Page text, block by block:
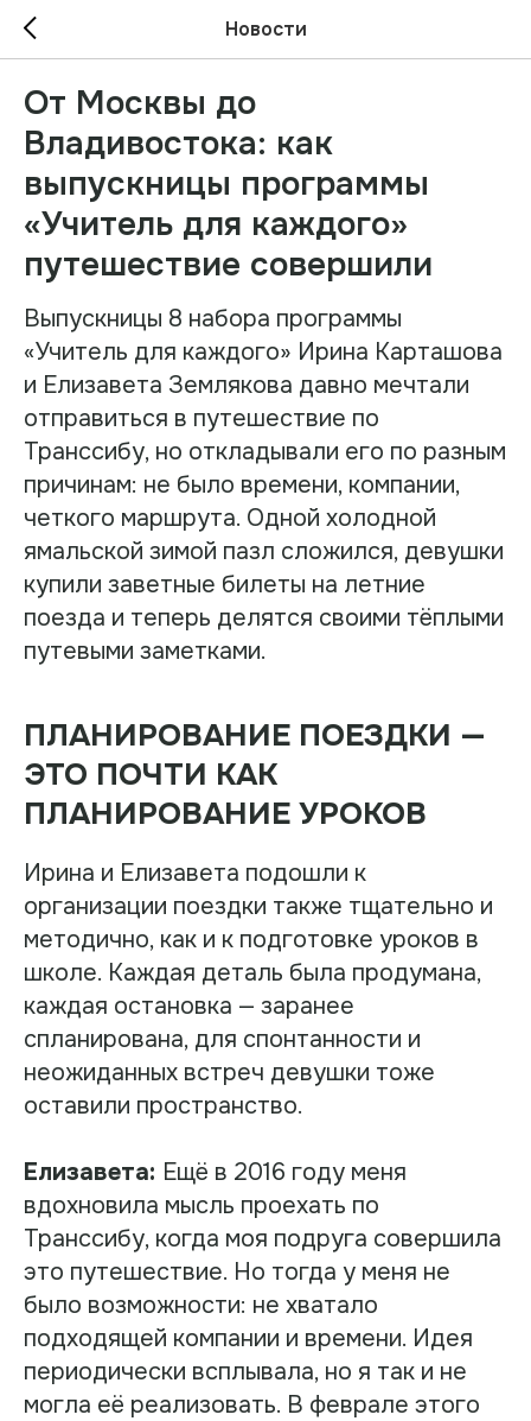
Новости
От Москвы до
Владивостока: как
выпускницы программы
«Учитель для каждого»
путешествие совершили
Выпускницы 8 набора программы
«Учитель для каждого» Ирина Карташова
и Елизавета Землякова давно мечтали
отправиться в путешествие по
Транссибу, но откладывали его по разным
причинам: не было времени, компании,
четкого маршрута. Одной холодной
ямальской зимой пазл сложился, девушки
купили заветные билеты на летние
поезда и теперь делятся своими тёплыми
путевыми заметками.
ПЛАНИРОВАНИЕ ПОЕЗДКИ —
ЭТО ПОЧТИ КАК
ПЛАНИРОВАНИЕ УРОКОВ
Ирина и Елизавета подошли к
организации поездки также тщательно и
методично, как и к подготовке уроков в
школе. Каждая деталь была продумана,
каждая остановка — заранее
спланирована, для спонтанности и
неожиданных встреч девушки тоже
оставили пространство.
Елизавета: Ещё в 2016 году меня
вдохновила мысль проехать по
Транссибу, когда моя подруга совершила
это путешествие. Но тогда у меня не
было возможности: не хватало
подходящей компании и времени. Идея
периодически всплывала, но я так и не
могла её реализовать. В феврале этого